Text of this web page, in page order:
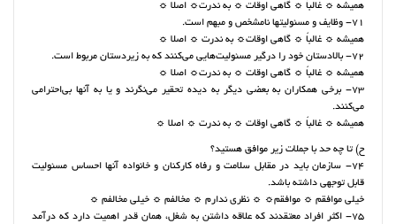
همیشه ☼ غالباً ☼ گاهی اوقات ☼ به ندرت☼ اصلا ☼
71- وظایف و مسئولیتها نامشخص و مبهم است.
همیشه ☼ غالباً ☼ گاهی اوقات☼ به ندرت ☼ اصلا ☼
72- بالادستان خود را درگیر مسئولیت‌هایی می‌کنند که به زیردستان مربوط است.
همیشه ☼ غالباً ☼ گاهی اوقات ☼ به ندرت☼ اصلا ☼
73- برخی همکاران به بعضی دیگر به دیده‌ تحقیر می‌نگرند و یا به آنها بی‌احترامی
می‌کنند.
همیشه ☼ غالباً ☼ گاهی اوقات ☼ به ندرت ☼ اصلا ☼
ح) تا چه حد با جملات زیر موافق هستید؟
74- سازمان باید در مقابل سلامت و رفاه کارکنان و خانواده‌ آنها احساس مسئولیت
قابل توجهی داشته ‌باشد.
خیلی موافقم ☼ موافقم☼ ☼ نظری ندارم ☼ مخالفم ☼ خیلی مخالفم ☼
75- اکثر افراد معتقدند که علاقه داشتن به شغل، همان قدر اهمیت دارد که درآمد